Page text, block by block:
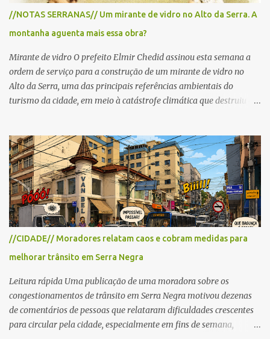
para cerca de 2.000 ciclistas, às 6h30. De acordo com o
cronograma da organização e de todas as prefeituras envolvidas,
as interdições ocorrerão de forma programada e os trechos serão
//NOTAS SERRANAS// Um mirante de vidro no Alto da Serra. A
montanha aguenta mais essa obra?
Mirante de vidro O prefeito Elmir Chedid assinou esta semana a
ordem de serviço para a construção de um mirante de vidro no
Alto da Serra, uma das principais referências ambientais do
turismo da cidade, em meio à catástrofe climática que destruiu o
ambiental nas políticas públicas. Preservação permanente O Alto
da Serra está localizado em uma das Áreas de Preservação
Permanente no município, chamadas de APP no Código Florestal
Brasileiro, Lei nº 12.651/12. As APPS são protegidas com a função
ambiental de preservar os recursos hídricos, a paisagem, a
proteção do solo e a biodiversidade para assegurar a qualidade de
vida da população. No local já estão instaladas torres de
transmissão de televisão e telefonia celular, contêineres de uso
comercial, sanitário público, pequenas construções e uma rampa
obra? Im...
//CIDADE// Moradores relatam caos e cobram medidas para
melhorar trânsito em Serra Negra
Leitura rápida Uma publicação de uma moradora sobre os
congestionamentos de trânsito em Serra Negra motivou dezenas
de comentários de pessoas que relataram dificuldades crescentes
para circular pela cidade, especialmente em fins de semana,